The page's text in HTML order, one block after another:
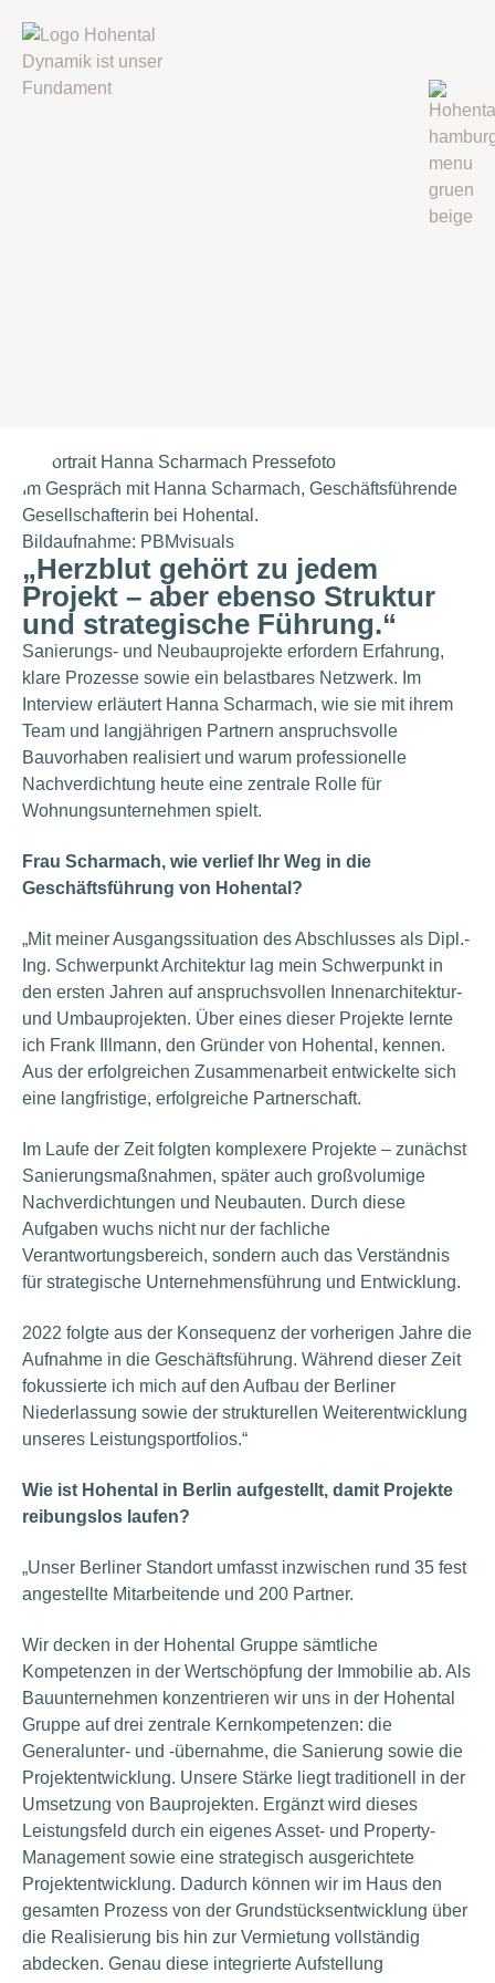
Im Gespräch mit Hanna Scharmach, Geschäftsführende
Gesellschafterin bei Hohental.
Bildaufnahme: PBMvisuals
„Herzblut gehört zu jedem
Projekt – aber ebenso Struktur
und strategische Führung.“
Sanierungs- und Neubauprojekte erfordern Erfahrung,
klare Prozesse sowie ein belastbares Netzwerk. Im
Interview erläutert Hanna Scharmach, wie sie mit ihrem
Team und langjährigen Partnern anspruchsvolle
Bauvorhaben realisiert und warum professionelle
Nachverdichtung heute eine zentrale Rolle für
Wohnungsunternehmen spielt.
Frau Scharmach, wie verlief Ihr Weg in die
Geschäftsführung von Hohental?
„Mit meiner Ausgangssituation des Abschlusses als Dipl.-
Ing. Schwerpunkt Architektur lag mein Schwerpunkt in
den ersten Jahren auf anspruchsvollen Innenarchitektur-
und Umbauprojekten. Über eines dieser Projekte lernte
ich Frank Illmann, den Gründer von Hohental, kennen.
Aus der erfolgreichen Zusammenarbeit entwickelte sich
eine langfristige, erfolgreiche Partnerschaft.
Im Laufe der Zeit folgten komplexere Projekte – zunächst
Sanierungsmaßnahmen, später auch großvolumige
Nachverdichtungen und Neubauten. Durch diese
Aufgaben wuchs nicht nur der fachliche
Verantwortungsbereich, sondern auch das Verständnis
für strategische Unternehmensführung und Entwicklung.
2022 folgte aus der Konsequenz der vorherigen Jahre die
Aufnahme in die Geschäftsführung. Während dieser Zeit
fokussierte ich mich auf den Aufbau der Berliner
Niederlassung sowie der strukturellen Weiterentwicklung
unseres Leistungsportfolios.“
Wie ist Hohental in Berlin aufgestellt, damit Projekte
reibungslos laufen?
„Unser Berliner Standort umfasst inzwischen rund 35 fest
angestellte Mitarbeitende und 200 Partner.
Wir decken in der Hohental Gruppe sämtliche
Kompetenzen in der Wertschöpfung der Immobilie ab. Als
Bauunternehmen konzentrieren wir uns in der Hohental
Gruppe auf drei zentrale Kernkompetenzen: die
Generalunter- und -übernahme, die Sanierung sowie die
Projektentwicklung. Unsere Stärke liegt traditionell in der
Umsetzung von Bauprojekten. Ergänzt wird dieses
Leistungsfeld durch ein eigenes Asset- und Property-
Management sowie eine strategisch ausgerichtete
Projektentwicklung. Dadurch können wir im Haus den
gesamten Prozess von der Grundstücksentwicklung über
die Realisierung bis hin zur Vermietung vollständig
abdecken. Genau diese integrierte Aufstellung